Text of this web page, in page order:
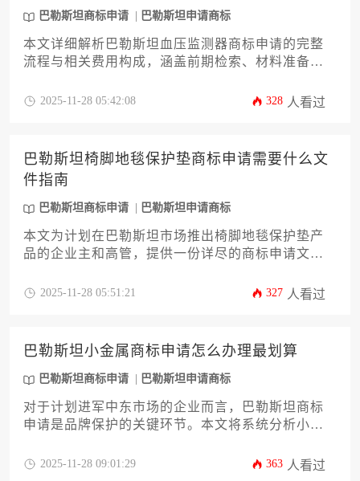
巴勒斯坦商标申请 巴勒斯坦申请商标
本文详细解析巴勒斯坦血压监测器商标申请的完整
流程与相关费用构成，涵盖前期检索、材料准备、
管，提供降低风险、控制成本的实用策略，助力品
性指南。
2025-11-28 05:42:08 328 人看过
巴勒斯坦椅脚地毯保护垫商标申请需要什么文
件指南
巴勒斯坦商标申请 巴勒斯坦申请商标
本文为计划在巴勒斯坦市场推出椅脚地毯保护垫产
品的企业主和高管，提供一份详尽的商标申请文件
流程，重点阐述所需核心文件的准备要点、常见风
请，为品牌构筑坚实法律壁垒，确保市场准入顺利
进行。
2025-11-28 05:51:21 327 人看过
巴勒斯坦小金属商标申请怎么办理最划算
巴勒斯坦商标申请 巴勒斯坦申请商标
对于计划进军中东市场的企业而言，巴勒斯坦商标
申请是品牌保护的关键环节。本文将系统分析小金
控制策略、材料准备要点及风险防范措施，帮助企
2025-11-28 09:01:29 363 人看过